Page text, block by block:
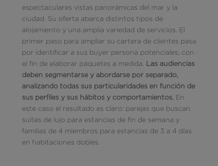
espectaculares vistas panorámicas del mar y la
ciudad. Su oferta abarca distintos tipos de
alojamiento y una amplia variedad de servicios. El
primer paso para ampliar su cartera de clientes pasa
por identificar a sus buyer persona potenciales, con
el fin de elaborar paquetes a medida. Las audiencias
deben segmentarse y abordarse por separado,
analizando todas sus particularidades en función de
sus perfiles y sus hábitos y comportamientos. En
este caso el resultado es claro: parejas que buscan
suites de lujo para estancias de fin de semana y
familias de 4 miembros para estancias de 3 a 4 días
en habitaciones dobles.